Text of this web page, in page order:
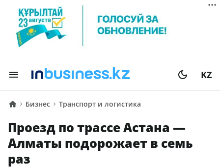
KZ
Бизнес Транспорт и логистика
Проезд по трассе Астана —
Алматы подорожает в семь
раз